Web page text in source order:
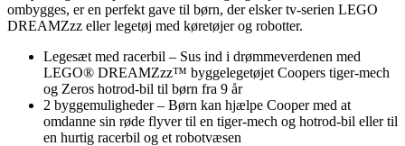
ombygges, er en perfekt gave til børn, der elsker tv-serien LEGO
DREAMZzz eller legetøj med køretøjer og robotter.
Legesæt med racerbil – Sus ind i drømmeverdenen med
LEGO® DREAMZzz™ byggelegetøjet Coopers tiger-mech
og Zeros hotrod-bil til børn fra 9 år
2 byggemuligheder – Børn kan hjælpe Cooper med at
omdanne sin røde flyver til en tiger-mech og hotrod-bil eller til
en hurtig racerbil og et robotvæsen